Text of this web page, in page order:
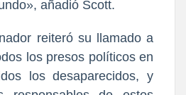
añadió Scott.
reiteró su llamado a
los presos políticos en
los desaparecidos, y